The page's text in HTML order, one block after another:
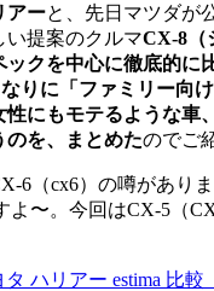
アーと、先日マツダが
い提案のクルマCX-8（
ックを中心に徹底的に
りに「ファミリー向
性にもモテるような車
のを、まとめたのでご
6（cx6）の噂があり
よ〜。今回はCX-5（